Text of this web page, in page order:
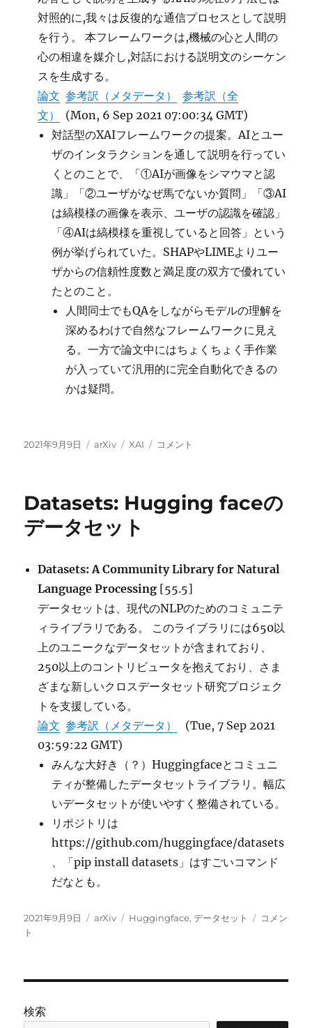
対照的に,我々は反復的な通信プロセスとして説明
を行う。 本フレームワークは,機械の心と人間の
心の相違を媒介し,対話における説明文のシーケン
スを生成する。
論文 参考訳（メタデータ）
参考訳（全
文）
(Mon, 6 Sep 2021 07:00:34 GMT)
対話型のXAIフレームワークの提案。AIとユー
ザのインタラクションを通して説明を行ってい
くとのことで、「①AIが画像をシマウマと認
識」「②ユーザがなぜ馬でないか質問」「③AI
は縞模様の画像を表示、ユーザの認識を確認」
「④AIは縞模様を重視していると回答」という
例が挙げられていた。SHAPやLIMEよりユー
ザからの信頼性度数と満足度の双方で優れてい
たとのこと。
人間同士でもQAをしながらモデルの理解を
深めるわけで自然なフレームワークに見え
る。一方で論文中にはちょくちょく手作業
が入っていて汎用的に完全自動化できるの
かは疑問。
投
2021年9月9日
カ
ー
arXiv
タ
XAI
CX-
Theory-
of
的
な
XAI
コメント
Datasets: Hugging faceの
データセット
Datasets: A Community Library for Natural
Language Processing [55.5]
データセットは、現代のNLPのためのコミュニテ
ィライブラリである。 このライブラリには650以
上のユニークなデータセットが含まれており、
250以上のコントリビュータを抱えており、さま
ざまな新しいクロスデータセット研究プロジェク
トを支援している。
論文 参考訳（メタデータ）
(Tue, 7 Sep 2021
03:59:22 GMT)
みんな大好き（？）Huggingfaceとコミュニ
ティが整備したデータセットライブラリ。幅広
いデータセットが使いやすく整備されている。
リポジトリは
https://github.com/huggingface/datasets
、「pip install datasets」はすごいコマンド
だなとも。
投
稿
2021年9月9日
カ
arXiv
タ
Huggingface,データセット
Datasets:
セ
コメン
ト
検索